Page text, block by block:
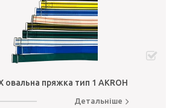
пряжка тип 1 AKROH
Детальніше